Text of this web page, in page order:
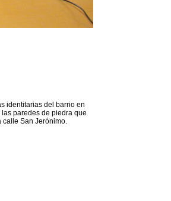
identitarias del barrio en
paredes de piedra que
San Jerónimo.